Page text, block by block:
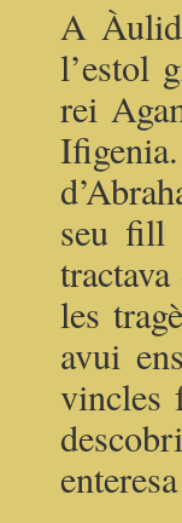
A
l’estol
rei
seu fill
les
avui
vincles